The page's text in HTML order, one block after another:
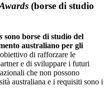
(borse di studio
sono borse di studio del
australiano per gli
di rafforzare le
e di sviluppare i futuri
che non possono
australiana e i requisiti sono i